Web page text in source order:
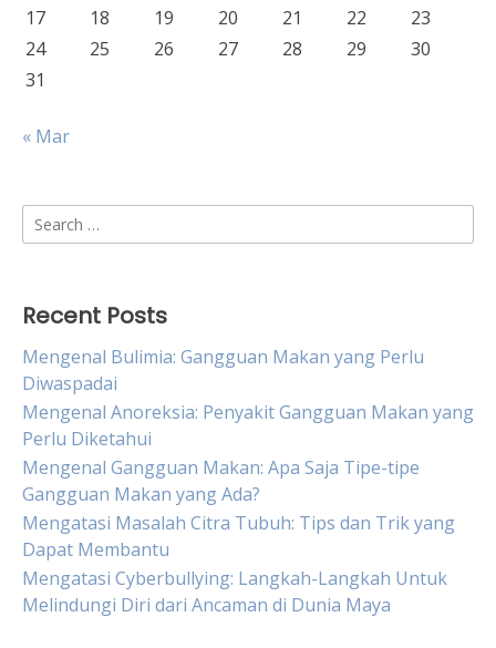
17
18 19 20 21 22
23
24
25 26 27 28 29
30
31
« Mar
Search
for:
Recent Posts
Mengenal Bulimia: Gangguan Makan yang Perlu
Diwaspadai
Mengenal Anoreksia: Penyakit Gangguan Makan yang
Perlu Diketahui
Mengenal Gangguan Makan: Apa Saja Tipe-tipe
Gangguan Makan yang Ada?
Mengatasi Masalah Citra Tubuh: Tips dan Trik yang
Dapat Membantu
Mengatasi Cyberbullying: Langkah-Langkah Untuk
Melindungi Diri dari Ancaman di Dunia Maya